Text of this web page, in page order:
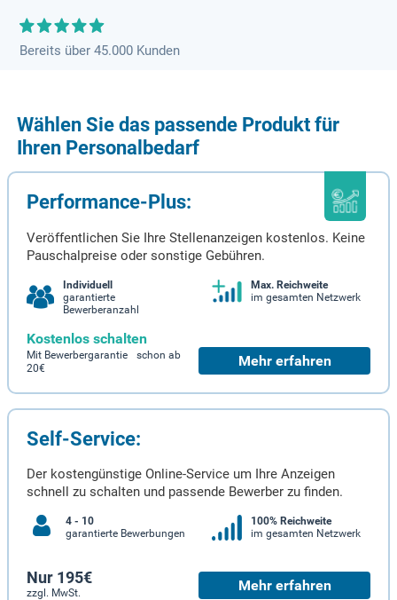
Bereits über 45.000 Kunden
Wählen Sie das passende Produkt für
Ihren Personalbedarf
Performance-Plus:
Veröffentlichen Sie Ihre Stellenanzeigen kostenlos. Keine
Pauschalpreise oder sonstige Gebühren.
Individuell
garantierte
Bewerberanzahl
Max. Reichweite
im gesamten Netzwerk
Kostenlos schalten
Mit Bewerbergarantie schon ab
20€
Mehr erfahren
Self-Service:
Der kostengünstige Online-Service um Ihre Anzeigen
schnell zu schalten und passende Bewerber zu finden.
4 - 10
garantierte Bewerbungen
100% Reichweite
im gesamten Netzwerk
Nur 195€
zzgl. MwSt. Mehr erfahren